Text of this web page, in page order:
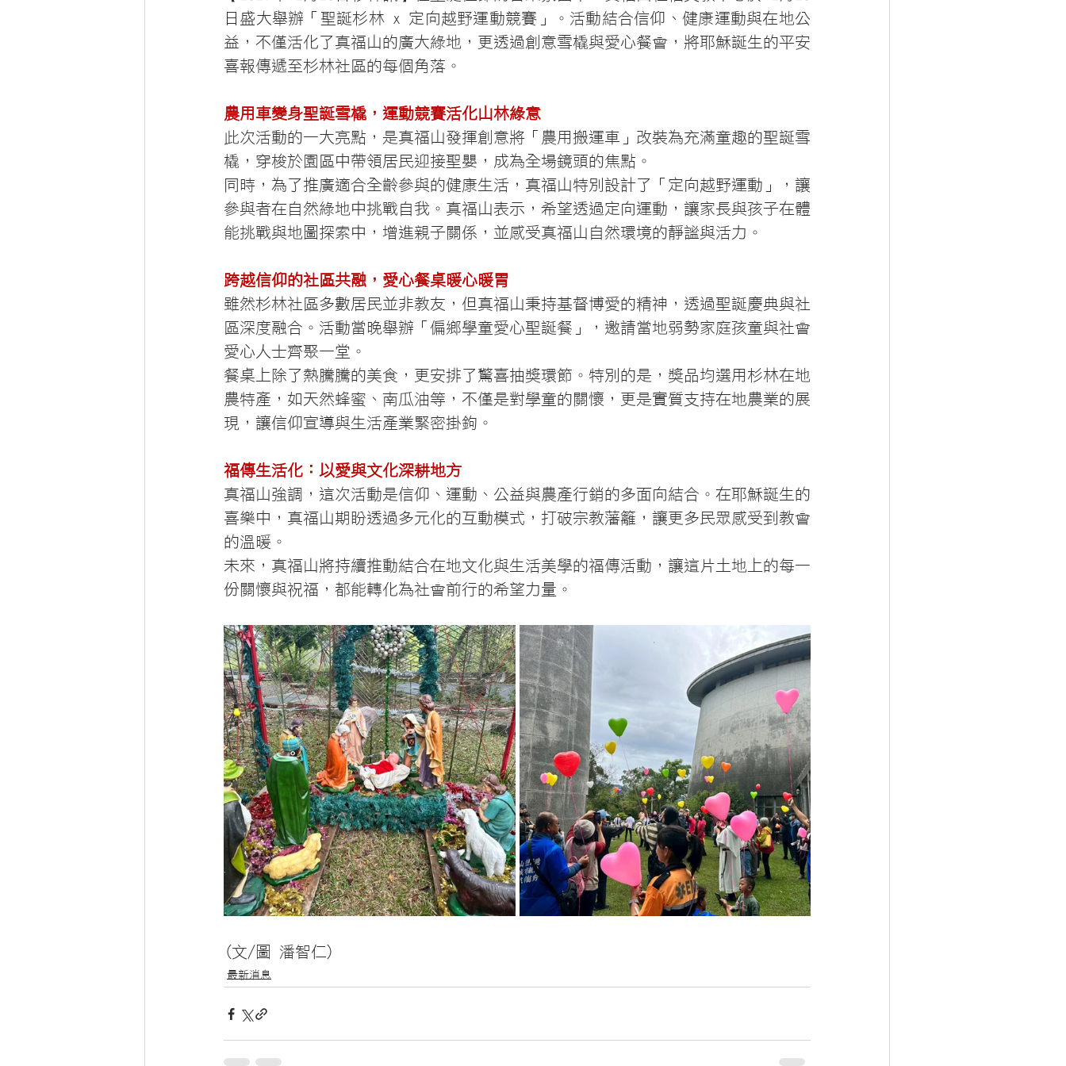
日盛大舉辦「聖誕杉林 x 定向越野運動競賽」。活動結合信仰、健康運動與在地公
益，不僅活化了真福山的廣大綠地，更透過創意雪橇與愛心餐會，將耶穌誕生的平安
喜報傳遞至杉林社區的每個角落。
農用車變身聖誕雪橇，運動競賽活化山林綠意
此次活動的一大亮點，是真福山發揮創意將「農用搬運車」改裝為充滿童趣的聖誕雪
橇，穿梭於園區中帶領居民迎接聖嬰，成為全場鏡頭的焦點。
同時，為了推廣適合全齡參與的健康生活，真福山特別設計了「定向越野運動」，讓
參與者在自然綠地中挑戰自我。真福山表示，希望透過定向運動，讓家長與孩子在體
能挑戰與地圖探索中，增進親子關係，並感受真福山自然環境的靜謐與活力。
跨越信仰的社區共融，愛心餐桌暖心暖胃
雖然杉林社區多數居民並非教友，但真福山秉持基督博愛的精神，透過聖誕慶典與社
區深度融合。活動當晚舉辦「偏鄉學童愛心聖誕餐」，邀請當地弱勢家庭孩童與社會
愛心人士齊聚一堂。
餐桌上除了熱騰騰的美食，更安排了驚喜抽獎環節。特別的是，獎品均選用杉林在地
農特產，如天然蜂蜜、南瓜油等，不僅是對學童的關懷，更是實質支持在地農業的展
現，讓信仰宣導與生活產業緊密掛鉤。
福傳生活化：以愛與文化深耕地方
真福山強調，這次活動是信仰、運動、公益與農產行銷的多面向結合。在耶穌誕生的
喜樂中，真福山期盼透過多元化的互動模式，打破宗教藩籬，讓更多民眾感受到教會
的溫暖。
未來，真福山將持續推動結合在地文化與生活美學的福傳活動，讓這片土地上的每一
份關懷與祝福，都能轉化為社會前行的希望力量。
(文/圖 潘智仁)
最新消息